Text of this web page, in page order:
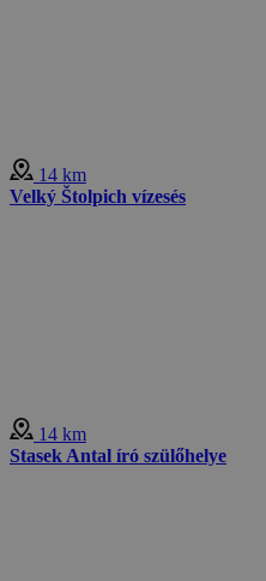
14 km
Velký Štolpich vízesés
14 km
Stasek Antal író szülőhelye